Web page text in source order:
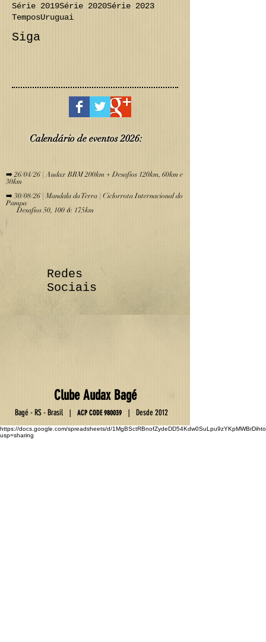
Série 2019Série 2020Série 2023
TemposUruguai
Siga
Calendário de eventos 2026:
➡️ 26/04/26 | Audax BRM 200km + Desafios 120km, 60km e
30km
➡️ 30/08/26 | Mandala da Terra | Ciclorrota Internacional do
Pampa
Desafios 50, 100 & 175km
Redes
Sociais
ClubeAudax Bagé
Bagé - RS - Brasil|ACP CODE980039 |Desde 2012
https://docs.google.com/spreadsheets/d/
usp=sharing